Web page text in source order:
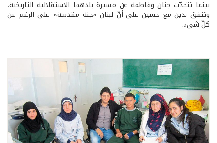
بينما تتحدّث جنان وفاطمة عن مسيرة بلدهما الاستقلالية التاريخية،
وتتفق ندين مع حسين على أنّ لبنان «جنة مقدسة» على الرغم من
كلّ شيء.